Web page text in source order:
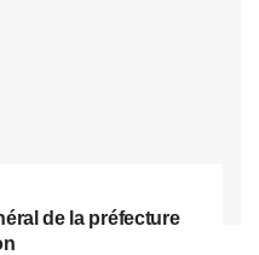
de la préfecture